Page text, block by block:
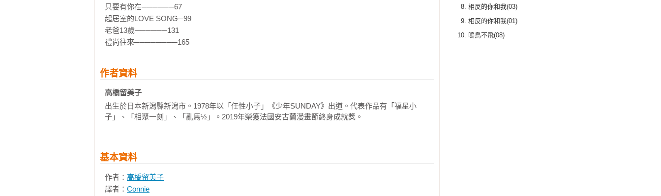
相反的你和我(03)
相反的你和我(01)
鳴鳥不飛(08)
只要有你在──────67
起居室的LOVE SONG─99
老爸13歲──────131
禮尚往來────────165
作者資料
高橋留美子
出生於日本新潟縣新潟市。1978年以「任性小子」《少年SUNDAY》出道。代表作品有「福星小
子」、「相聚一刻」、「亂馬½」。2019年榮獲法國安古蘭漫畫節終身成就獎。
基本資料
作者： 高橋留美子
譯者： Connie